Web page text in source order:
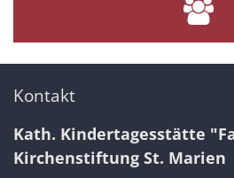
Kontakt
Kath. Kindertagesstätte
Kirchenstiftung St. Marien